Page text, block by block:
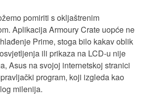
pomiriti s okljaštrenim
Aplikacija Armoury Crate uopće ne
Prime, stoga bilo kakav oblik
ili prikaza na LCD-u nije
Asus na svojoj internetskoj stranici
program, koji izgleda kao
milenija.